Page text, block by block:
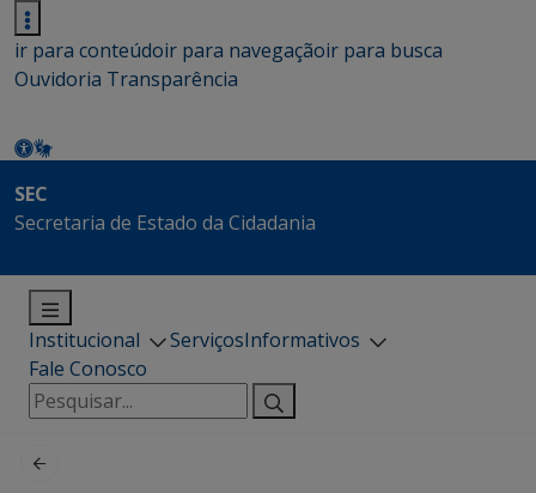
ir para conteúdoir para navegaçãoir para busca
Ouvidoria Transparência
SEC
Secretaria de Estado da Cidadania
Institucional ServiçosInformativos
Fale Conosco
Pesquisar
por: